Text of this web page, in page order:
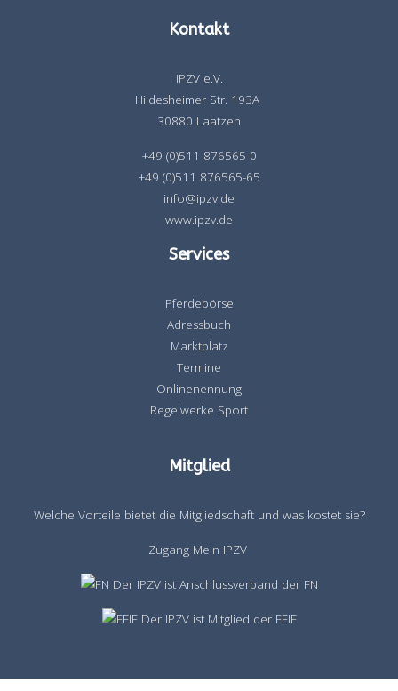
Kontakt
IPZV e.V.
Hildesheimer Str. 193A
30880 Laatzen
+49 (0)511 876565-0
+49 (0)511 876565-65
info@ipzv.de
www.ipzv.de
Services
Pferdebörse
Adressbuch
Marktplatz
Termine
Onlinenennung
Regelwerke Sport
Mitglied
Welche Vorteile bietet die Mitgliedschaft und was kostet sie?
Zugang Mein IPZV
Der IPZV ist Anschlussverband der FN
Der IPZV ist Mitglied der FEIF